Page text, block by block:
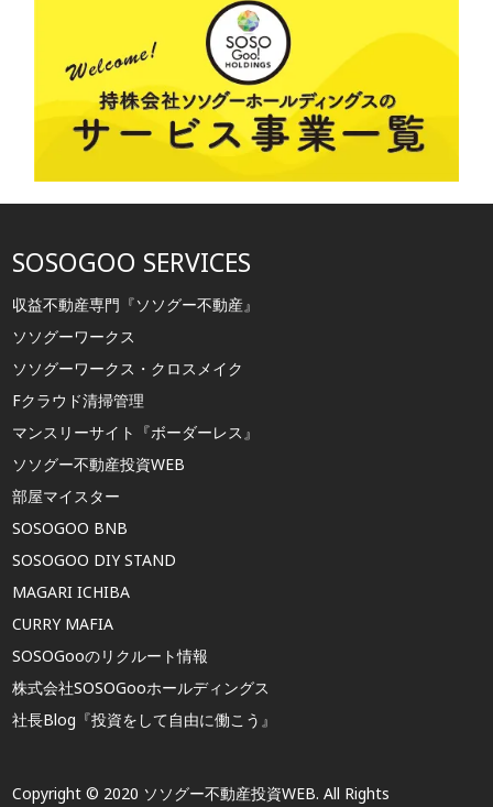
SOSOGOO SERVICES
収益不動産専門『ソソグー不動産』
ソソグーワークス
ソソグーワークス・クロスメイク
Fクラウド清掃管理
マンスリーサイト『ボーダーレス』
ソソグー不動産投資WEB
部屋マイスター
SOSOGOO BNB
SOSOGOO DIY STAND
MAGARI ICHIBA
CURRY MAFIA
SOSOGooのリクルート情報
株式会社SOSOGooホールディングス
社長Blog『投資をして自由に働こう』
Copyright © 2020 ソソグー不動産投資WEB. All Rights